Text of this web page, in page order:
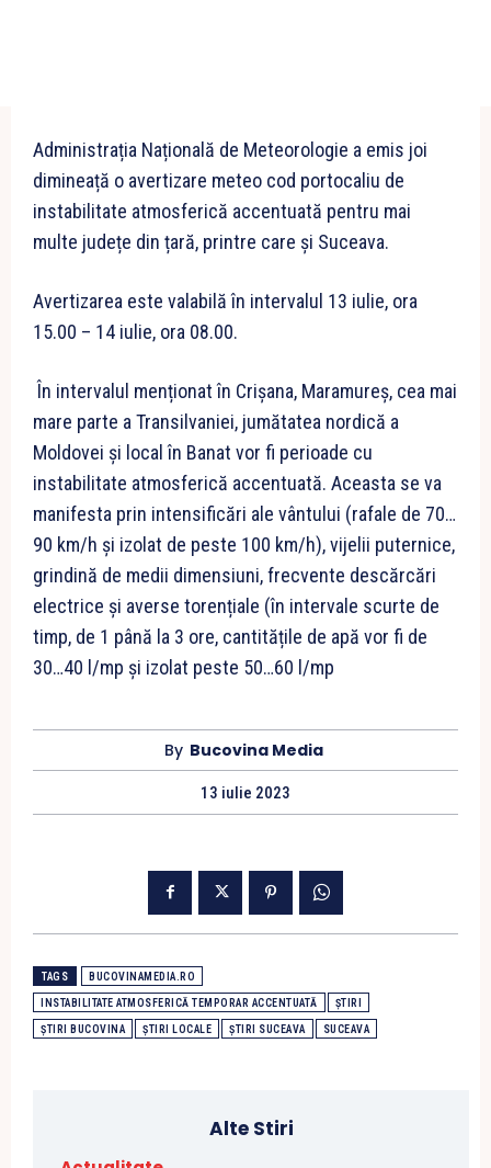
Administrația Națională de Meteorologie a emis joi
dimineață o avertizare meteo cod portocaliu de
instabilitate atmosferică accentuată pentru mai
multe județe din țară, printre care și Suceava.
Avertizarea este valabilă în intervalul 13 iulie, ora
15.00 – 14 iulie, ora 08.00.
În intervalul menționat în Crișana, Maramureș, cea mai
mare parte a Transilvaniei, jumătatea nordică a
Moldovei și local în Banat vor fi perioade cu
instabilitate atmosferică accentuată. Aceasta se va
manifesta prin intensificări ale vântului (rafale de 70…
90 km/h și izolat de peste 100 km/h), vijelii puternice,
grindină de medii dimensiuni, frecvente descărcări
electrice și averse torențiale (în intervale scurte de
timp, de 1 până la 3 ore, cantitățile de apă vor fi de
30…40 l/mp și izolat peste 50…60 l/mp
By Bucovina Media
13 iulie 2023
TAGS BUCOVINAMEDIA.RO
INSTABILITATE ATMOSFERICĂ TEMPORAR ACCENTUATĂ ȘTIRI
ȘTIRI BUCOVINA ȘTIRI LOCALE ȘTIRI SUCEAVA SUCEAVA
Alte Stiri